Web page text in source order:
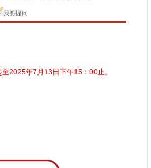
我要提问
2025年7月13日下午15：00止。